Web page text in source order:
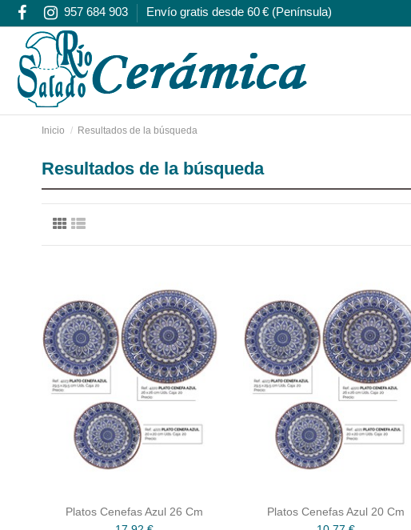
957 684 903 Envío gratis desde 60 € (Península)
Inicio Resultados de la búsqueda
Resultados de la búsqueda
Platos Cenefas Azul 26 Cm
Platos Cenefas Azul 20 Cm